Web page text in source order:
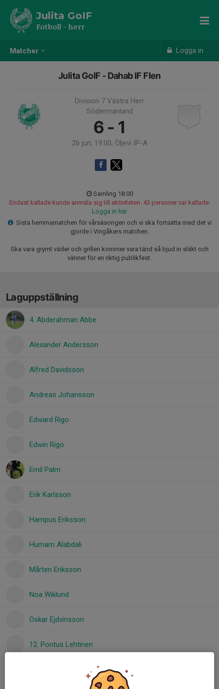
Matcher Logga in
Julita GoIF
Fotboll - herr
Julita GoIF - Dahab IF Flen
Division 7 Västra Herr
Södermanland
6 - 1
26 jun, 19:00, Öljevi IP-A
Samling 18:00
Endast kallade kunde anmäla sig till aktiviteten. 43 personer var kallade.
Logga in här
Sista hemmamatchen för vårsäsongen och vi ska fortsätta med det vi
gjorde i Vingåkers matchen.
Ska vara grymt väder och grillen kommer vara tänd så bjud in släkt och
vänner för en riktig publikfest.
Laguppställning
4. Abderahman Abbe
Alexander Andersson
Alfred Davidsson
Andreas Johansson
Edward Rigo
Edwin Rigo
Emil Palm
Erik Karlsson
Hampus Eriksson
Humam Alabdali
Mårten Eriksson
Noa Wiklund
Oskar Ejdvinsson
12. Pontus Lehtinen